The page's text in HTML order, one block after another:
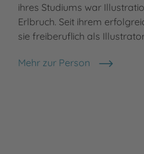
ihres Studiums war
Erlbruch. Seit ihrem
sie freiberuflich als
Mehr zur Person
Kerstin Schoene